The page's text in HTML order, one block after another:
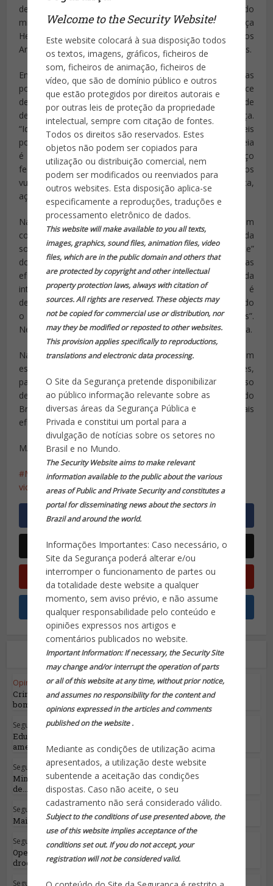
Welcome to the Security Website!
Este website colocará à sua disposição todos
os textos, imagens, gráficos, ficheiros de
som, ficheiros de animação, ficheiros de
vídeo, que são de domínio público e outros
que estão protegidos por direitos autorais e
por outras leis de proteção da propriedade
intelectual, sempre com citação de fontes.
Todos os direitos são reservados. Estes
objetos não podem ser copiados para
utilização ou distribuição comercial, nem
podem ser modificados ou reenviados para
outros websites. Esta disposição aplica-se
especificamente a reproduções, traduções e
processamento eletrônico de dados.
This website will make available to you all texts,
images, graphics, sound files, animation files, video
files, which are in the public domain and others that
are protected by copyright and other intellectual
property protection laws, always with citation of
sources. All rights are reserved. These objects may
not be copied for commercial use or distribution, nor
may they be modified or reposted to other websites.
This provision applies specifically to reproductions,
translations and electronic data processing.
O Site da Segurança pretende disponibilizar
ao público informação relevante sobre as
diversas áreas da Segurança Pública e
Privada e constitui um portal para a
divulgação de notícias sobre os setores no
Brasil e no Mundo.
The Security Website aims to make relevant
information available to the public about the various
areas of Public and Private Security and constitutes a
portal for disseminating news about the sectors in
Brazil and around the world.
Informações Importantes: Caso necessário, o
Site da Segurança poderá alterar e/ou
interromper o funcionamento de partes ou
da totalidade deste website a qualquer
momento, sem aviso prévio, e não assume
qualquer responsabilidade pelo conteúdo e
opiniões expressos nos artigos e
comentários publicados no website.
Important Information: If necessary, the Security Site
may change and/or interrupt the operation of parts
or all of this website at any time, without prior notice,
and assumes no responsibility for the content and
opinions expressed in the articles and comments
published on the website .
Mediante as condições de utilização acima
apresentados, a utilização deste website
subentende a aceitação das condições
dispostas. Caso não aceite, o seu
cadastramento não será considerado válido.
Subject to the conditions of use presented above, the
use of this website implies acceptance of the
conditions set out. If you do not accept, your
registration will not be considered valid.
de educação. O anúncio foi feito durante apresentação do
ministro em reunião da Comissão de Segurança
Hemisférica da OEA (Organização dos Estados
Americanos), em Washington –capital dos Estados Unidos.
Entre as medida do pacto estão previstas a integração das
polícias, a instalação de câmeras em locais com alto índice
de violência, a intensificação das campanhas de
desarmamento e a agilização de processos na Justiça.
“Identificamos 81 cidades brasileiras que são responsáveis
por grande parte dos homicídios da violência. Nossa ideia
é focar nesses territórios. Fazer um grande esforço
federativo e com a sociedade para nesses territórios
vulneráveis, desenvolvermos ações de segurança pública,
ações sociais e pedagógicas”, disse Cardozo.
Na área de segurança, o ministro disse que será criado um
comando integrado com a participação dos governos e da
sociedade para fazer um “monitoramento permanente”
dos índices de violência e verificar quais são as práticas
eficientes e quais devem ser descartadas. Além da
integração das polícias, Cardozo disse que o plano é
desenvolver a chamada “polícia de proximidade”, incluindo
o uso de câmeras de segurança em “áreas nevrálgicas”.
Nesse caso, disse, o objetivo é investir na ação preventiva.
Na área judicial, o ministro afirmou que será feito um
esforço para agilizar os processos de casos mais graves,
para combater a sensação de impunidade. Ele citou o caso
de Alagoas, que deixou de ser o estado mais violento do
Brasil depois de ações que tornaram a Justiça mais
eficiente.
MARCELO NINIO WASHINGTON, EUA (FOLHAPRESS)
Ministro José Eduardo Cardozo OEA
Pacto contra
violência
Leia também
Opinião do Especialista • Segurança Pública
Crime Organizado mais uma vez cogita uso de
bombas no...
Segurança Pública
Educação, saúde e segurança pública estão
ameaçadas...
Segurança Pública
Ministro da Justiça lança Programa Nacional
de...
Segurança Pública
Mais um episódio da ‘guerra’ do RJ
Segurança Pública
Operação Hórus apreende 43 toneladas de
drogas e causa...
Segurança Pública